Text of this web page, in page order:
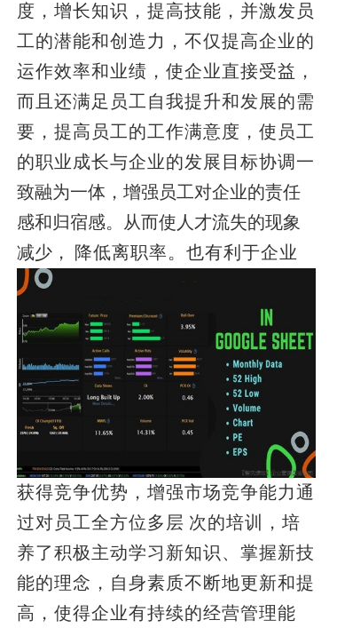
度，增长知识，提高技能，并激发员
工的潜能和创造力，不仅提高企业的
运作效率和业绩，使企业直接受益，
而且还满足员工自我提升和发展的需
要，提高员工的工作满意度，使员工
的职业成长与企业的发展目标协调 一
致融为一体，增强员工对企业的责任
感和归宿感。从而使人才流失的现象
减少， 降低离职率。也有利于企业
获得竞争优势，增强市场竞争能力通
过对员工全方位多层 次的培训，培
养了积极主动学习新知识、掌握新技
能的理念，自身素质不断地更新和提
高，使得企业有持续的经营管理能